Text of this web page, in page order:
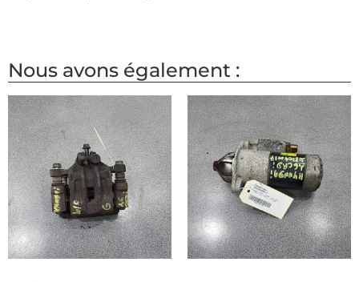
Nous avons également :